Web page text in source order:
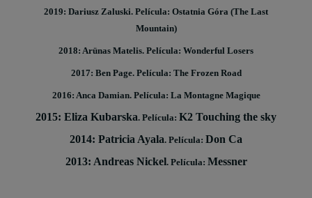
2019: Dariusz Zaluski. Película: Ostatnia Góra (The Last
Mountain)
2018: Arünas Matelis. Película: Wonderful Losers
2017: Ben Page. Película: The Frozen Road
2016: Anca Damian. Película: La Montagne Magique
2015: Eliza Kubarska. Película: K2 Touching the sky
2014: Patricia Ayala. Película: Don Ca
2013: Andreas Nickel. Película: Messner